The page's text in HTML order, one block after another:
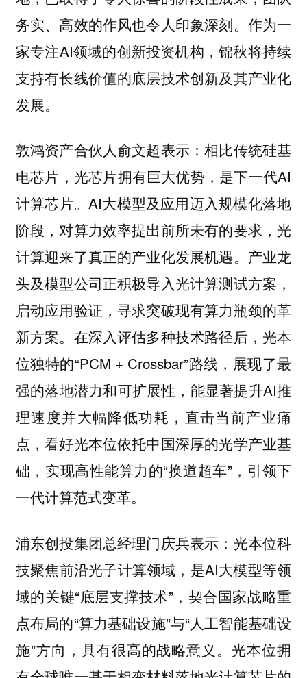
务实、高效的作风也令人印象深刻。作为一
家专注AI领域的创新投资机构，锦秋将持续
支持有长线价值的底层技术创新及其产业化
发展。
敦鸿资产合伙人俞文超表示：相比传统硅基
电芯片，光芯片拥有巨大优势，是下一代AI
计算芯片。AI大模型及应用迈入规模化落地
阶段，对算力效率提出前所未有的要求，光
计算迎来了真正的产业化发展机遇。产业龙
头及模型公司正积极导入光计算测试方案，
启动应用验证，寻求突破现有算力瓶颈的革
新方案。在深入评估多种技术路径后，光本
位独特的“PCM + Crossbar”路线，展现了最
强的落地潜力和可扩展性，能显著提升AI推
理速度并大幅降低功耗，直击当前产业痛
点，看好光本位依托中国深厚的光学产业基
础，实现高性能算力的“换道超车”，引领下
一代计算范式变革。
浦东创投集团总经理门庆兵表示：光本位科
技聚焦前沿光子计算领域，是AI大模型等领
域的关键“底层支撑技术”，契合国家战略重
点布局的“算力基础设施”与“人工智能基础设
施”方向，具有很高的战略意义。光本位拥